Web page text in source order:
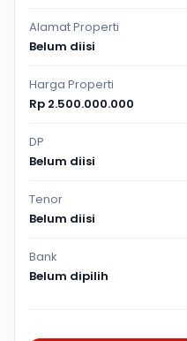
Alamat Properti
Belum diisi
Harga Properti
Rp 2.500.000.000
DP
Belum diisi
Tenor
Belum diisi
Bank
Belum dipilih